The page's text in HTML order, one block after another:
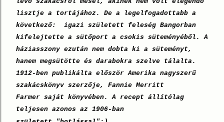
lisztje a tortájához. De a legelfogadottabb a
következő: igazi született feleség Bangorban
kifelejtette a sütőport a csokis süteményéből. A
háziasszony ezután nem dobta ki a süteményt,
hanem megsütötte és darabokra szelve tálalta.
1912-ben publikálta először Amerika nagyszerű
szakácskönyv szerzője, Fannie Merritt
Farmer saját könyvében. A recept állítólag
teljesen azonos az 1906-ban